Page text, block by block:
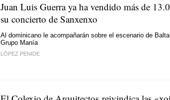
Juan Luis Guerra ya ha vendido más de
su concierto de Sanxenxo
Al dominicano le acompañarán sobre el escenario de
Grupo Manía
LÓPEZ PENIDE